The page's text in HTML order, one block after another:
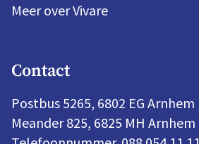
Meer over Vivare
Contact
Postbus 5265, 6802 EG Arnhem
Meander 825, 6825 MH Arnhem